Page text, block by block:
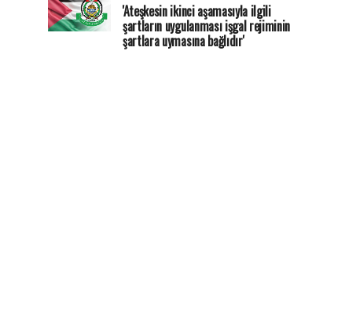
'Ateşkesin ikinci aşamasıyla ilgili
şartların uygulanması işgal rejiminin
şartlara uymasına bağlıdır'